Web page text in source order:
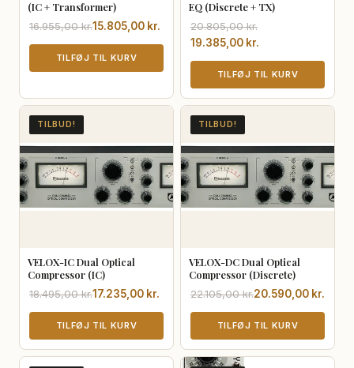
(IC + Transformer)
16.955,00kr.
Den
oprindelige
var:
15.805,00 kr.
Den
aktuelle
er:
TILFØJ TIL KURV
EQ (Discrete + TX)
20.805,00kr.
Den
oprindelige
pris
20.805,00 kr..
19.385,00 kr.
Den
aktuelle
pris
19.385,00 kr..
TILFØJ TIL KURV
VELOX-IC Dual Optical
Compressor (IC)
TILBUD!
18.495,00kr.
Den
oprindelige
var:
18.495,00 kr..
17.235,00 kr.
Den
aktuelle
er:
17.235,00 kr..
TILFØJ TIL KURV
VELOX-DC Dual Optical
Compressor (Discrete)
TILBUD!
22.105,00kr.
Den
oprindelige
var:
22.105,00 kr..
20.590,00 kr.
Den
aktuelle
er:
20.590,00 kr..
TILFØJ TIL KURV